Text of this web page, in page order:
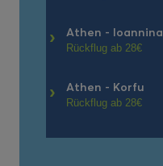
› Athen - Ioannina
Rückflug ab 28€
› Athen - Korfu
Rückflug ab 28€